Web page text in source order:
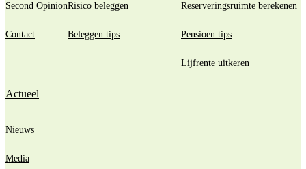
Second Opinion
Contact
Risico beleggen
Beleggen tips
Reserveringsruimte berekenen
Pensioen tips
Lijfrente uitkeren
Actueel
Nieuws
Media